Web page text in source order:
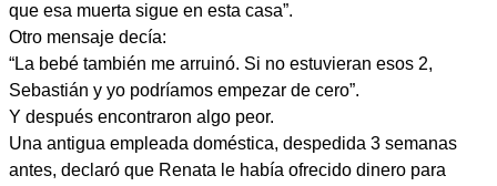
que esa muerta sigue en esta casa”.
Otro mensaje decía:
“La bebé también me arruinó. Si no estuvieran esos 2,
Sebastián y yo podríamos empezar de cero”.
Y después encontraron algo peor.
Una antigua empleada doméstica, despedida 3 semanas
antes, declaró que Renata le había ofrecido dinero para